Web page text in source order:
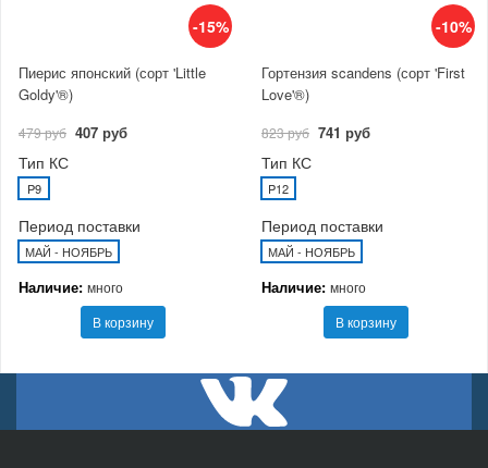
-15%
Пиерис японский (сорт 'Little
Goldy'®)
479 руб 407 руб
Тип КС
P9
Период поставки
МАЙ - НОЯБРЬ
Наличие: много
В корзину
-10%
Гортензия scandens (сорт 'First
Love'®)
823 руб 741 руб
Тип КС
P12
Период поставки
МАЙ - НОЯБРЬ
Наличие: много
В корзину